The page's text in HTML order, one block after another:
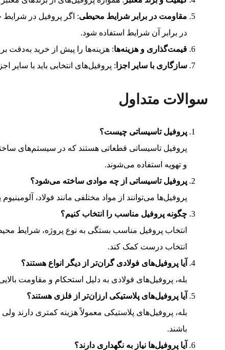
مقاومت در برابر شرایط محیطی: اگر پروفیل در شرایط
در برابر آن شرایط استفاده شود.
قیمت‌گذاری و هزینه‌ها: هزینه‌ها را پیش از خرید به‌دقت
سازگاری با سایر اجزا : پروفیل‌های انتخابی باید با
سوالات متداول
پروفیل تاسیساتی چیست؟
پروفیل تاسیساتی قطعاتی هستند که در سیستم‌های
و تهویه استفاده می‌شوند.
پروفیل تاسیساتی از چه موادی ساخته می‌شود؟
پروفیل‌ها می‌توانند از مواد مختلفی مانند فولاد،
چگونه پروفیل مناسب را انتخاب کنیم؟
انتخاب پروفیل مناسب بستگی به نوع پروژه، شرایط
انتخاب درست کمک کند.
آیا پروفیل‌های فولادی گران‌تر از دیگر انواع هستند؟
بله، پروفیل‌های فولادی به دلیل استحکام و مقاومت
آیا پروفیل‌های پلاستیکی ارزان‌تر از فلزی هستند؟
بله، پروفیل‌های پلاستیکی معمولاً هزینه کمتری
باشند.
آیا پروفیل‌ها نیاز به نگهداری دارند؟